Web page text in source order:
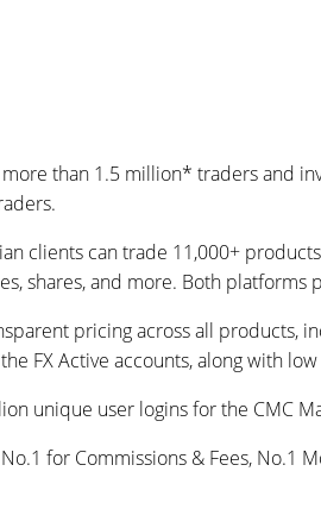
than 1.5 million* traders and
clients can trade 11,000+
shares, and more. Both
pricing across all products,
FX Active accounts, along with
unique user logins for the CMC
for Commissions & Fees, No.1